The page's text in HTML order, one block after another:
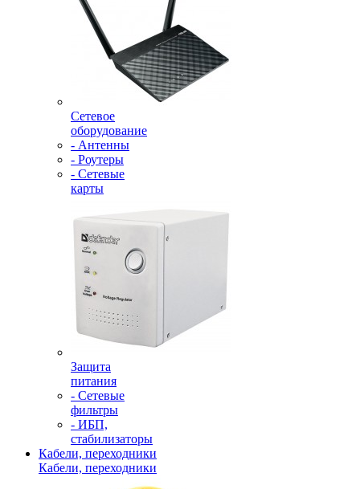
Сетевое
оборудование
- Антенны
- Роутеры
- Сетевые
карты
Защита
питания
- Сетевые
фильтры
- ИБП,
стабилизаторы
Кабели, переходники
Кабели, переходники